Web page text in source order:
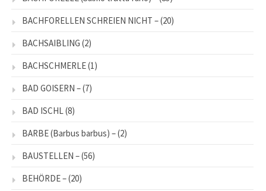
BACHFORELLEN SCHREIEN NICHT –(20)
BACHSAIBLING (2)
BACHSCHMERLE(1)
BAD GOISERN –(7)
BAD ISCHL (8)
BARBE (Barbus barbus) –(2)
BAUSTELLEN –(56)
BEHÖRDE –(20)